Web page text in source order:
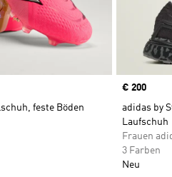
feste Böden
Price
€ 200
adidas by
Laufschuh
Frauen
3 Farben
Neu